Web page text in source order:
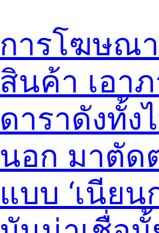
การโฆษณา
สินค้า เอา
ดาราดังทั้ง
นอก มาตัด
แบบ ‘เนียน